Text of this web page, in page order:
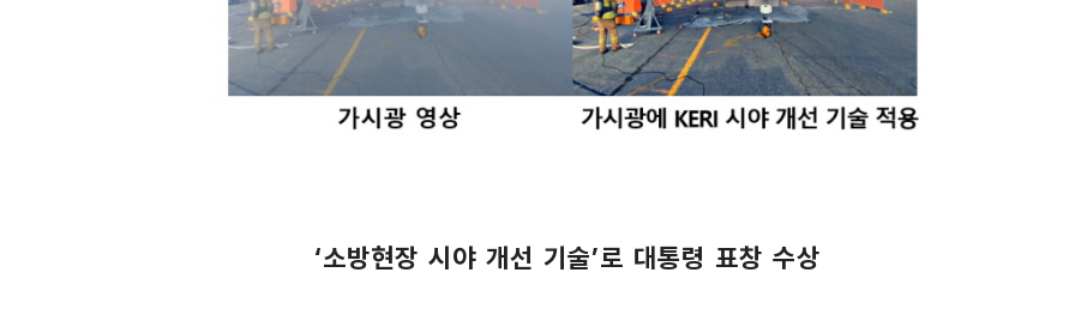
‘소방현장 시야 개선 기술’로 대통령 표창 수상